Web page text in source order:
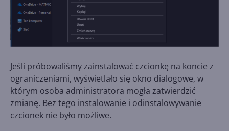
Jeśli próbowaliśmy zainstalować czcionkę na koncie z
ograniczeniami, wyświetlało się okno dialogowe, w
którym osoba administratora mogła zatwierdzić
zmianę. Bez tego instalowanie i odinstalowywanie
czcionek nie było możliwe.